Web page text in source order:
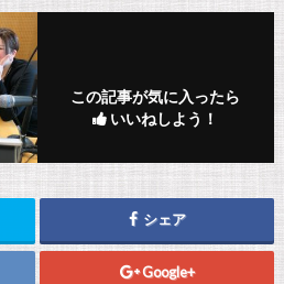
この記事が気に入ったら
いいねしよう！
シェア
Google+